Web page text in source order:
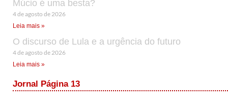
Múcio é uma besta?
4 de agosto de 2026
Leia mais »
O discurso de Lula e a urgência do futuro
4 de agosto de 2026
Leia mais »
Jornal Página 13